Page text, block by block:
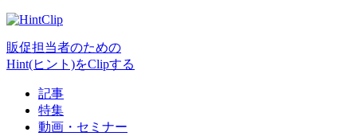
販促担当者のための
Hint(ヒント)をClipする
記事
特集
動画・セミナー